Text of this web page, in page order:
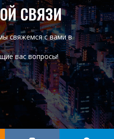
СВЯЗИ
свяжемся с вами в
вас вопросы!